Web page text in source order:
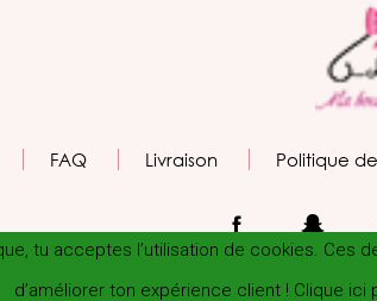
FAQ Livraison Politique
tu acceptes l’utilisation de cookies.
d’améliorer ton expérience client ! Clique ici